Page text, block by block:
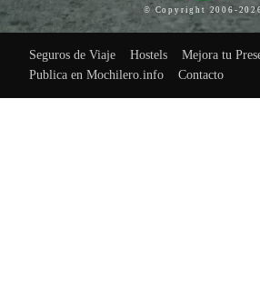
© Copyright 2006-
Seguros de Viaje Hostels
Mejora tu
Publica en Mochilero.info
Contacto